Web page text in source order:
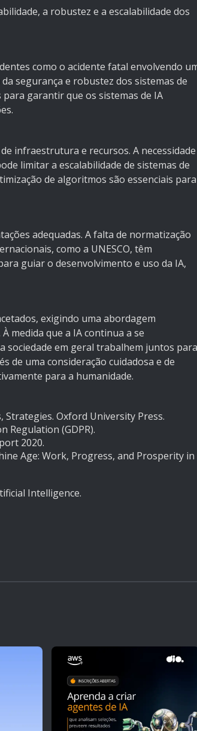
a robustez e a escalabilidade dos
como o acidente fatal envolvendo
segurança e robustez dos sistemas de
garantir que os sistemas de IA
infraestrutura e recursos. A necessidade
limitar a escalabilidade de sistemas de
de algoritmos são essenciais para
adequadas. A falta de normatização
como a UNESCO, têm
guiar o desenvolvimento e uso da IA,
exigindo uma abordagem
medida que a IA continua a se
sociedade em geral trabalhem juntos para
de uma consideração cuidadosa e de
para a humanidade.
Strategies. Oxford University Press.
Regulation (GDPR).
2020.
Age: Work, Progress, and Prosperity in
Intelligence.